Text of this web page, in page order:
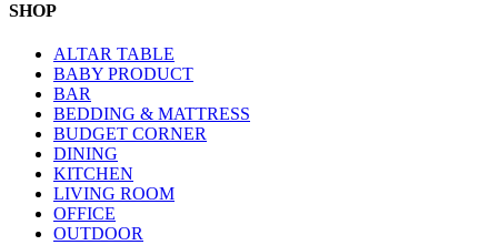
SHOP
ALTAR TABLE
BABY PRODUCT
BAR
BEDDING & MATTRESS
BUDGET CORNER
DINING
KITCHEN
LIVING ROOM
OFFICE
OUTDOOR